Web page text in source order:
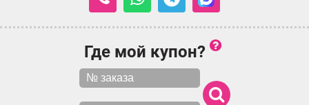
Где мой купон?